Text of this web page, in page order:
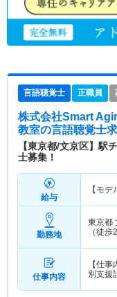
言語聴覚士 正職員
株式会社Smart
教室の言語聴覚士
【東京都/文京区】駅
士募集！
給与
【モデ
勤務地
東京都
（徒歩
仕事内容
【仕
別支援